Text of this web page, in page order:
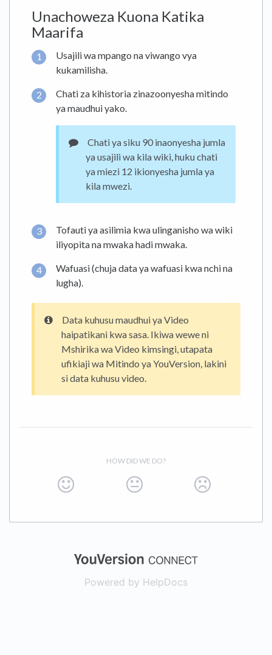
Unachoweza Kuona Katika
Maarifa
Usajili wa mpango na viwango vya
kukamilisha.
Chati za kihistoria zinazoonyesha mitindo
ya maudhui yako.
Chati ya siku 90 inaonyesha jumla
ya usajili wa kila wiki, huku chati
ya miezi 12 ikionyesha jumla ya
kila mwezi.
Tofauti ya asilimia kwa ulinganisho wa wiki
iliyopita na mwaka hadi mwaka.
Wafuasi (chuja data ya wafuasi kwa nchi na
lugha).
Data kuhusu maudhui ya Video
haipatikani kwa sasa. Ikiwa wewe ni
Mshirika wa Video kimsingi, utapata
ufikiaji wa Mitindo ya YouVersion, lakini
si data kuhusu video.
HOW DID WE DO?
(opens in a
Powered by HelpDocs